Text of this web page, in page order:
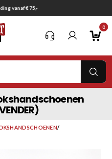
vanaf € 75,-
0
/